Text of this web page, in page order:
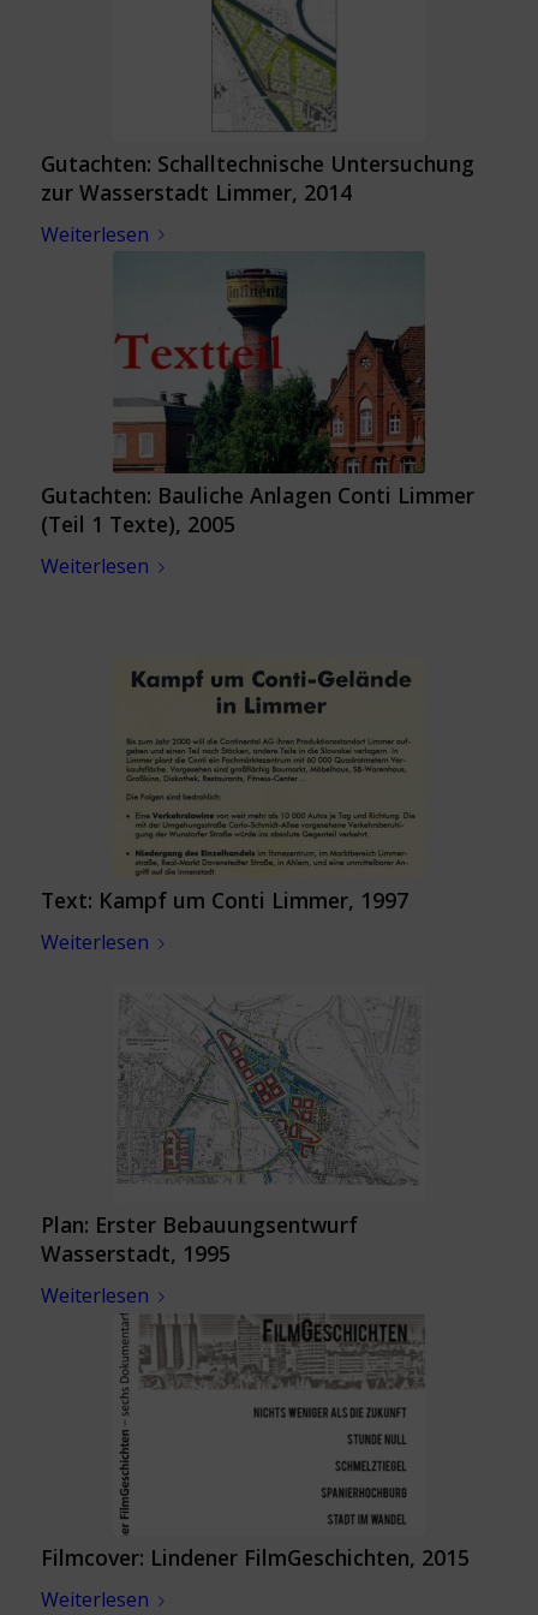
Gutachten: Schalltechnische Untersuchung
zur Wasserstadt Limmer, 2014
Weiterlesen
Gutachten: Bauliche Anlagen Conti Limmer
(Teil 1 Texte), 2005
Weiterlesen
Text: Kampf um Conti Limmer, 1997
Weiterlesen
Plan: Erster Bebauungsentwurf
Wasserstadt, 1995
Weiterlesen
Filmcover: Lindener FilmGeschichten, 2015
Weiterlesen